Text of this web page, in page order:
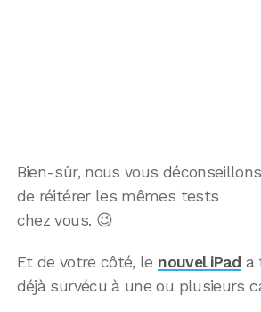
Bien-sûr, nous vous
de réitérer les mêmes tests
chez vous. 😉
Et de votre côté, le nouvel iPad a
déjà survécu à une ou plusieurs